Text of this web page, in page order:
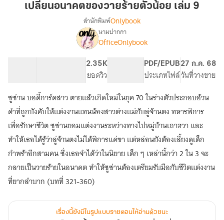
แม่
เพื่อ
เปลี่ยน
อนาคต
ของ
วาย
ร้าย
ตัว
น้อย
9
เปลี่ยนอนาคตของวายร้ายตัวน้อย เล่ม 9
เรื่อง
ย้อน
เลี้ยง
สุด
สวย
ใน
ยุค
70
เพื่อ
เปลี่ยน
อนาคต
ร้าย
ตัว
สำนักพิมพ์Onlybook
นามปากกา
OfficeOnlybook
2.35K
ยอดวิว
PDF/EPUB
ประเภทไฟล์
27 ก.ค. 68
วันที่วางขาย
ซูซ่าน บอดี้การ์ดสาว ตายแล้วเกิดใหม่ในยุค 70 ในร่างตัวประกอบอ้วน
ดำที่ถูกบังคับให้แต่งงานแทนน้องสาวต่างแม่กับลู่จ้านตง ทหารพิการ
เพื่อรักษาชีวิต ซูซ่านยอมแต่งงานระหว่างทางไปหมู่บ้านเถาฮวา และ
ทำให้เธอได้รู้ว่าลู่จ้านตงไม่ได้พิการแค่ขา แต่หล่อนยังต้องเลี้ยงดูเด็ก
กำพร้าอีกสามคน ซึ่งเธอจำได้ว่าในนิยาย เด็ก ๆ เหล่านี้กว่า 2 ใน 3 จะ
กลายเป็นวายร้ายในอนาคต ทำให้ซูซ่านต้องเตรียมรับมือกับชีวิตแต่งงาน
ที่ยากลำบาก (บทที่ 321-360)
เรื่องนี้ยังมีในรูปแบบรายตอนให้อ่านด้วยนะ